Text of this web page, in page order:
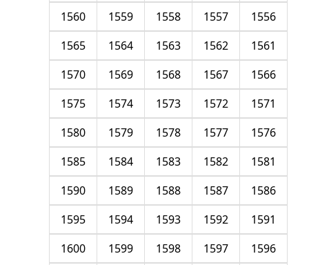
1556
1557
1558
1559
1560
1561
1562
1563
1564
1565
1566
1567
1568
1569
1570
1571
1572
1573
1574
1575
1576
1577
1578
1579
1580
1581
1582
1583
1584
1585
1586
1587
1588
1589
1590
1591
1592
1593
1594
1595
1596
1597
1598
1599
1600